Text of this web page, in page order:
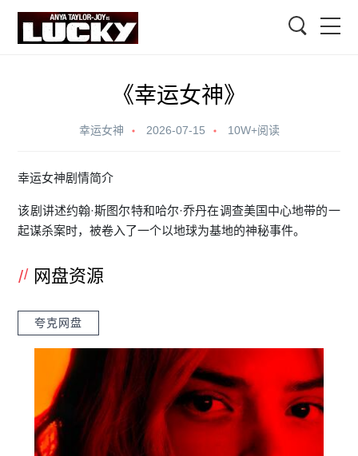
《幸运女神》
幸运女神 2026-07-15 10W+阅读
幸运女神剧情简介
该剧讲述约翰·斯图尔特和哈尔·乔丹在调查美国中心地带的一
起谋杀案时，被卷入了一个以地球为基地的神秘事件。
网盘资源
夸克网盘